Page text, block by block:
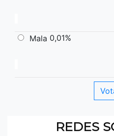
Mala 0,01%
REDES